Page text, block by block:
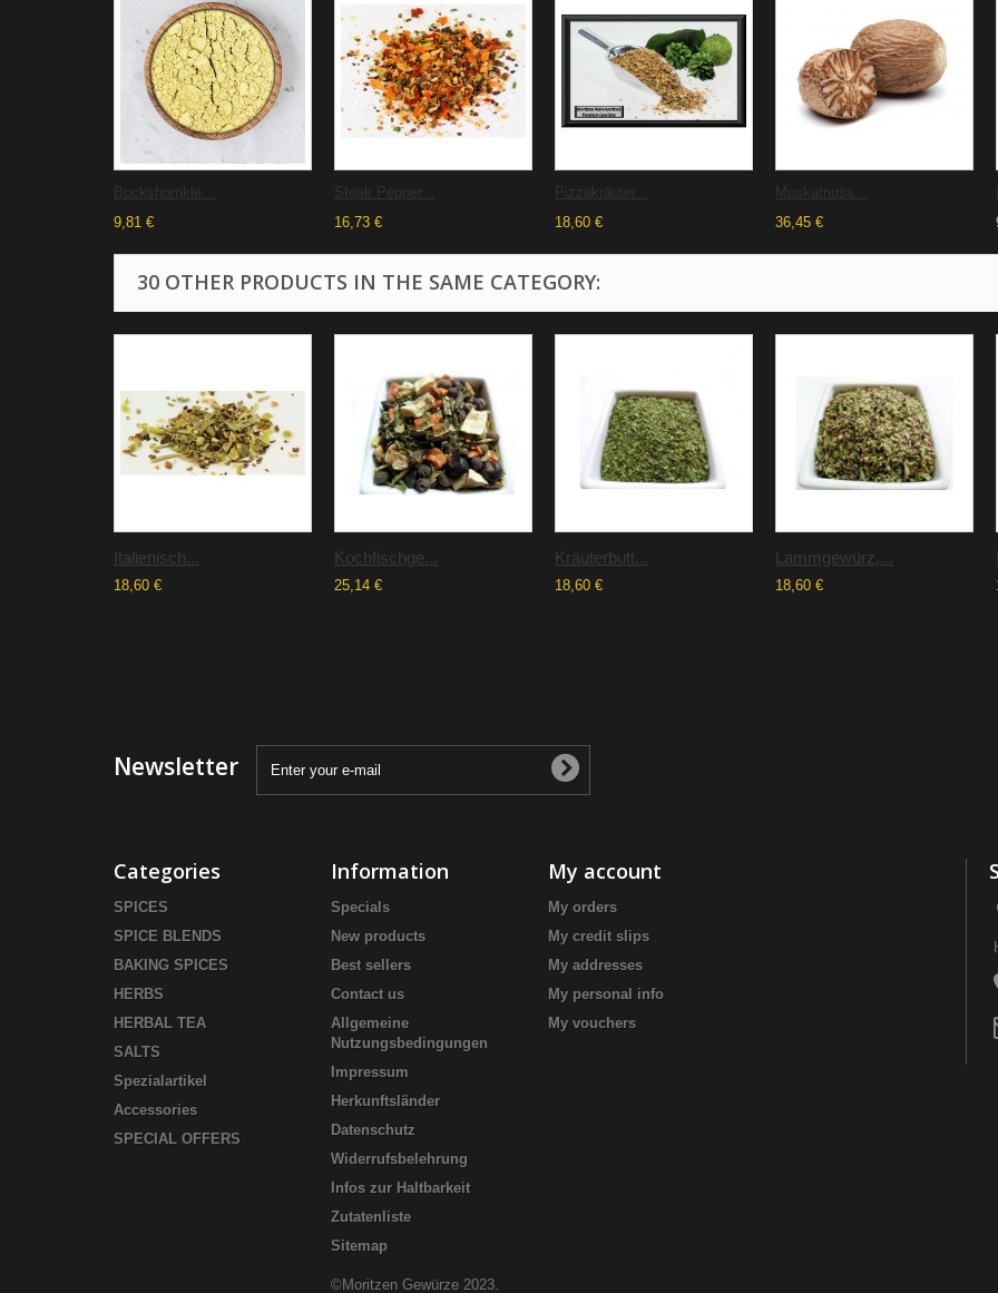
Bockshornkle...
9,81 €
Steak Pepper...
16,73 €
Pizzakräuter...
18,60 €
Muskatnuss...
36,45 €
30 OTHER PRODUCTS IN THE SAME CATEGORY:
Italienisch...
18,60 €
Kochfischge...
25,14 €
Kräuterbutt...
18,60 €
Lammgewürz,...
18,60 €
Newsletter
Categories
SPICES
SPICE BLENDS
BAKING SPICES
HERBS
HERBAL TEA
SALTS
Spezialartikel
Accessories
SPECIAL OFFERS
Information
Specials
New products
Best sellers
Contact us
Allgemeine
Nutzungsbedingungen
Impressum
Herkunftsländer
Datenschutz
Widerrufsbelehrung
Infos zur Haltbarkeit
Zutatenliste
Sitemap
©Moritzen Gewürze 2023.
My account
My orders
My credit slips
My addresses
My personal info
My vouchers